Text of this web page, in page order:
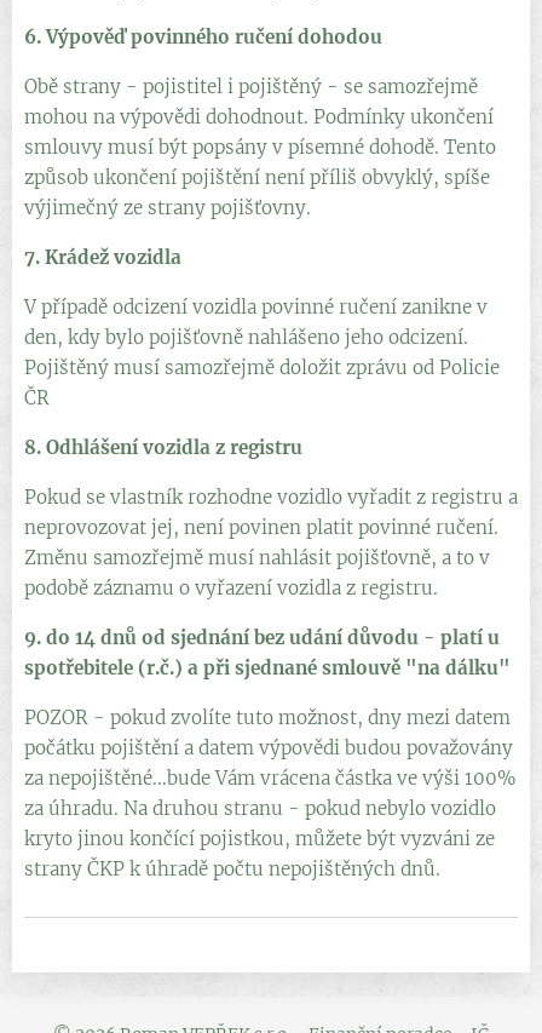
6. Výpověď povinného ručení dohodou
Obě strany - pojistitel i pojištěný - se samozřejmě
mohou na výpovědi dohodnout. Podmínky ukončení
smlouvy musí být popsány v písemné dohodě. Tento
způsob ukončení pojištění není příliš obvyklý, spíše
výjimečný ze strany pojišťovny.
7. Krádež vozidla
V případě odcizení vozidla povinné ručení zanikne v
den, kdy bylo pojišťovně nahlášeno jeho odcizení.
Pojištěný musí samozřejmě doložit zprávu od Policie
ČR
8. Odhlášení vozidla z registru
Pokud se vlastník rozhodne vozidlo vyřadit z registru a
neprovozovat jej, není povinen platit povinné ručení.
Změnu samozřejmě musí nahlásit pojišťovně, a to v
podobě záznamu o vyřazení vozidla z registru.
9. do 14 dnů od sjednání bez udání důvodu - platí u
spotřebitele (r.č.) a při sjednané smlouvě "na dálku"
POZOR - pokud zvolíte tuto možnost, dny mezi datem
počátku pojištění a datem výpovědi budou považovány
za nepojištěné...bude Vám vrácena částka ve výši 100%
za úhradu. Na druhou stranu - pokud nebylo vozidlo
kryto jinou končící pojistkou, můžete být vyzváni ze
strany ČKP k úhradě počtu nepojištěných dnů.